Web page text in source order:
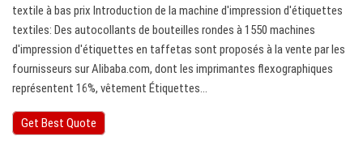
textile à bas prix Introduction de la machine d'impression d'étiquettes
textiles: Des autocollants de bouteilles rondes à 1550 machines
d'impression d'étiquettes en taffetas sont proposés à la vente par les
fournisseurs sur Alibaba.com, dont les imprimantes flexographiques
représentent 16%, vêtement Étiquettes…
Get Best Quote